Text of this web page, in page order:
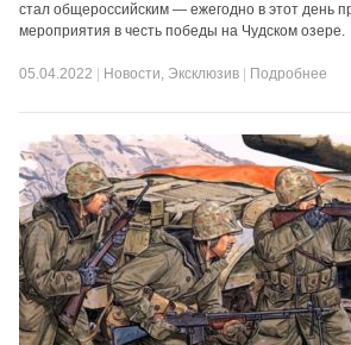
стал общероссийским — ежегодно в этот день
мероприятия в честь победы на Чудском озере.
05.04.2022 Новости, Эксклюзив Подробнее